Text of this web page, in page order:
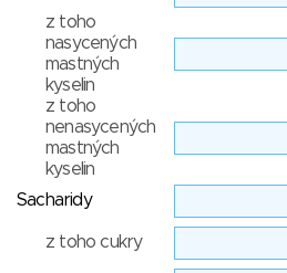
z toho
nasycených
mastných
kyselin
z toho
nenasycených
mastných
kyselin
Sacharidy
z toho cukry